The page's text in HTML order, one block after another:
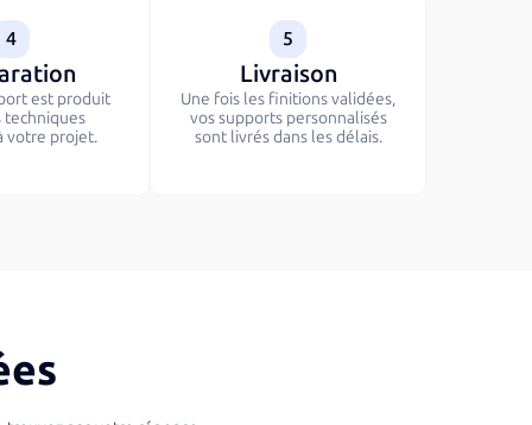
4
est produit
techniques
votre projet.
5
Livraison
Une fois les finitions validées,
vos supports personnalisés
sont livrés dans les délais.